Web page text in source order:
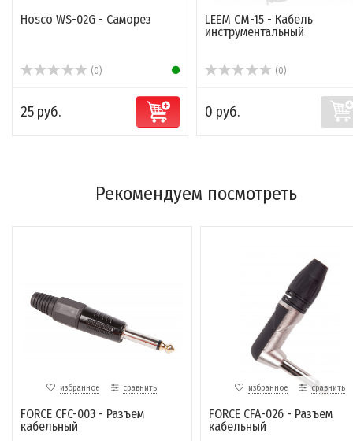
Hosco WS-02G - Саморез
(0)
25 руб.
LEEM CM-15 - Кабель
инструментальный
(0)
0 руб.
Рекомендуем посмотреть
избранное сравнить
FORCE CFC-003 - Разъем
кабельный
избранное сравнить
FORCE CFA-026 - Разъем
кабельный